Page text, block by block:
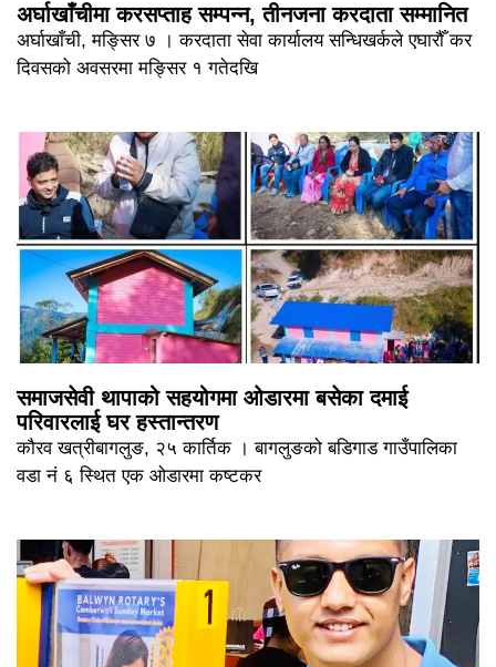
अर्घाखाँचीमा करसप्ताह सम्पन्न, तीनजना करदाता सम्मानित
अर्घाखाँची, मङ्सिर ७ । करदाता सेवा कार्यालय सन्धिखर्कले एघारौँ कर
दिवसको अवसरमा मङ्सिर १ गतेदखि
समाजसेवी थापाको सहयोगमा ओडारमा बसेका दमाई
परिवारलाई घर हस्तान्तरण
कौरव खत्रीबागलुङ, २५ कार्तिक । बागलुङको बडिगाड गाउँपालिका
वडा नं ६ स्थित एक ओडारमा कष्टकर